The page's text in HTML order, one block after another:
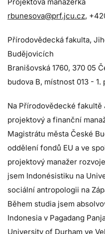
rbunesova@prf.jcu.cz,
Přírodovědecká fakulta,
Budějovicích
Branišovská 1760, 370 05
budova B, místnost 013 -
Na Přírodovědecké
projektový a finanční
Magistrátu města České
oddělení fondů EU a ve
projektový manažer
jsem Indonésistiku na
sociální antropologii na
Během studia jsem
Indonesia v Pagadang
University of Durham ve